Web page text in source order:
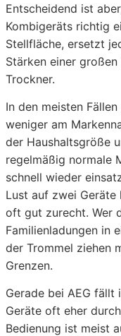
Entscheidend ist
Kombigeräts richtig
Stellfläche, ersetzt
Stärken einer
Trockner.
In den meisten
weniger am
der Haushaltsgröße
regelmäßig normale
schnell wieder
Lust auf zwei
oft gut zurecht. Wer
Familienladungen in
der Trommel ziehen
Grenzen.
Gerade bei AEG
Geräte oft eher
Bedienung ist meist